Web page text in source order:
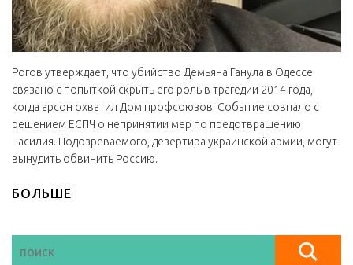
Рогов утверждает, что убийство Демьяна Ганула в Одессе
связано с попыткой скрыть его роль в трагедии 2014 года,
когда арсон охватил Дом профсоюзов. Событие совпало с
решением ЕСПЧ о непринятии мер по предотвращению
насилия. Подозреваемого, дезертира украинской армии, могут
вынудить обвинить Россию.
БОЛЬШЕ